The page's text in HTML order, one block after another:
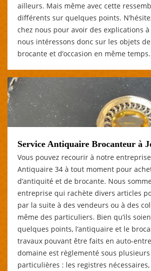
ailleurs. Mais même avec cette
différents sur quelques points.
chez nous pour avoir des explications
nous intéressons donc sur les objets de
brocante et d’occasion en même temps.
Service Antiquaire Brocanteur à
Vous pouvez recourir à notre entreprise
Antiquaire 34 à tout moment pour
d’antiquité et de brocante. Nous
entreprise qui rachète divers articles
par la suite à des vendeurs ou à des
même des particuliers. Bien qu’ils
quelques points, l’antiquaire et le
travaux pouvant être faits en auto-
domaine est règlementé sous
particulières : les registres nécessaires,